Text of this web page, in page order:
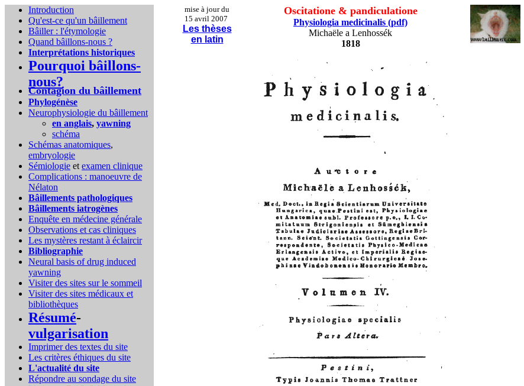
Introduction
Qu'est-ce qu'un bâillement
Bâiller : l'étymologie
Quand bâillons-nous ?
Interprétations historiques
Pourquoi bâillons-
nous?
Contagion du bâillement
Phylogénèse
Neurophysiologie du bâillement
en anglais, yawning
schéma
Schémas anatomiques,
embryologie
Sémiologie et examen clinique
Complications : manoeuvre de
Nélaton
Bâillements pathologiques
Bâillements iatrogènes
Enquête en médecine générale
Observations et cas cliniques
Les mystères restant à éclaircir
Bibliographie
Neural basis of drug induced
yawning
Visiter des sites sur le sommeil
Visiter des sites médicaux et
bibliothèques
Résumé-
vulgarisation
Imprimer des textes du site
Les critères éthiques du site
L'actualité du site
Répondre au sondage du site
mise à jour du
15 avril 2007
Les thèses
en latin
Oscitatione & pandiculatione
Physiologia medicinalis (pdf)
Michaële a Lenhossék
1818